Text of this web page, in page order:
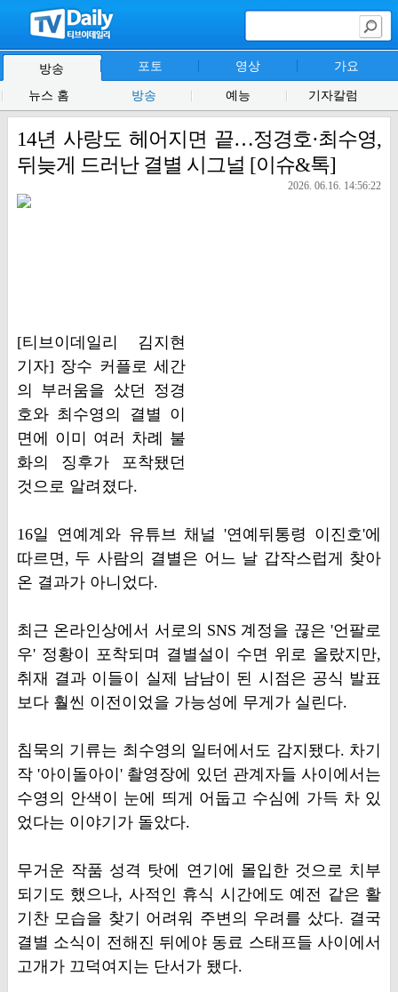
방송 포토 영상 가요
뉴스 홈 방송 예능 기자칼럼
14년 사랑도 헤어지면 끝…정경호·최수영,
뒤늦게 드러난 결별 시그널 [이슈&톡]
2026. 06.16. 14:56:22
[티브이데일리 김지현
기자] 장수 커플로 세간
의 부러움을 샀던 정경
호와 최수영의 결별 이
면에 이미 여러 차례 불
화의 징후가 포착됐던
것으로 알려졌다.
​16일 연예계와 유튜브 채널 '연예뒤통령 이진호'에
따르면, 두 사람의 결별은 어느 날 갑작스럽게 찾아
온 결과가 아니었다.
최근 온라인상에서 서로의 SNS 계정을 끊은 '언팔로
우' 정황이 포착되며 결별설이 수면 위로 올랐지만,
취재 결과 이들이 실제 남남이 된 시점은 공식 발표
보다 훨씬 이전이었을 가능성에 무게가 실린다.
​침묵의 기류는 최수영의 일터에서도 감지됐다. 차기
작 '아이돌아이' 촬영장에 있던 관계자들 사이에서는
수영의 안색이 눈에 띄게 어둡고 수심에 가득 차 있
었다는 이야기가 돌았다.
무거운 작품 성격 탓에 연기에 몰입한 것으로 치부
되기도 했으나, 사적인 휴식 시간에도 예전 같은 활
기찬 모습을 찾기 어려워 주변의 우려를 샀다. 결국
결별 소식이 전해진 뒤에야 동료 스태프들 사이에서
고개가 끄덕여지는 단서가 됐다.